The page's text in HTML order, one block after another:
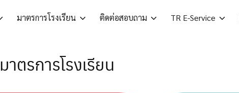
มาตรการโรงเรียน ติดต่อสอบถาม TR E-Service
มาตรการโรงเรียน